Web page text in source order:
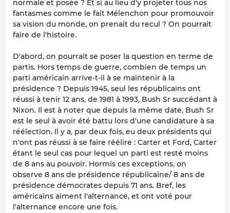
normale et posée ? Et si au lieu d'y projeter tous nos
fantasmes comme le fait Mélenchon pour promouvoir
sa vision du monde, on prenait du recul ? On pourrait
faire de l'histoire.
D'abord, on pourrait se poser la question en terme de
partis. Hors temps de guerre, combien de temps un
parti américain arrive-t-il à se maintenir à la
présidence ? Depuis 1945, seul les républicains ont
réussi à tenir 12 ans, de 1981 à 1993, Bush Sr succédant à
Nixon. Il est à noter que depuis la même date, Bush Sr
est le seul à avoir été battu lors d'une candidature à sa
réélection. Il y a, par deux fois, eu deux présidents qui
n'ont pas réussi à se faire réélire : Carter et Ford, Carter
étant le seul cas pour lequel un parti est resté moins
de 8 ans au pouvoir. Hormis ces exceptions, on
observe 8 ans de présidence républicaine/ 8 ans de
présidence démocrates depuis 71 ans. Bref, les
américains aiment l'alternance, et ont voté pour
l'alternance encore une fois.